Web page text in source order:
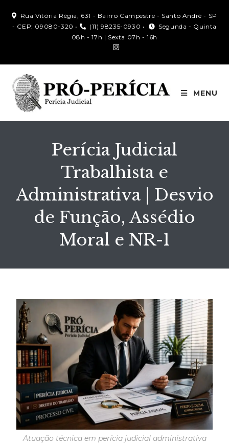
Rua Vitória Régia, 631 - Bairro Campestre - Santo André - SP
- CEP: 09080-320 •
(11) 98235-0930 •
Segunda - Quinta
08h - 17h | Sexta 07h - 16h
MENU
Perícia Judicial
Trabalhista e
Administrativa | Desvio
de Função, Assédio
Moral e NR-1
Atuação técnica em perícia judicial administrativa